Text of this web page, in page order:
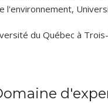
l'environnement,
du Québec à